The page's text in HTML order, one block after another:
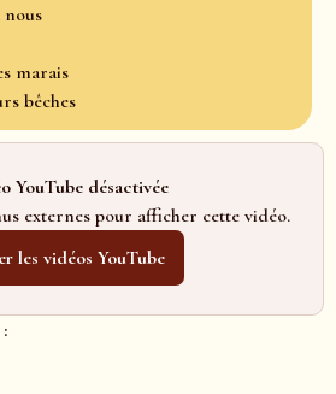
nous
marais
bêches
YouTube désactivée
externes pour afficher cette vidéo.
les vidéos YouTube